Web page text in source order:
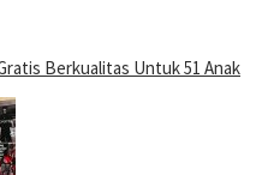
Berkualitas Untuk 51 Anak